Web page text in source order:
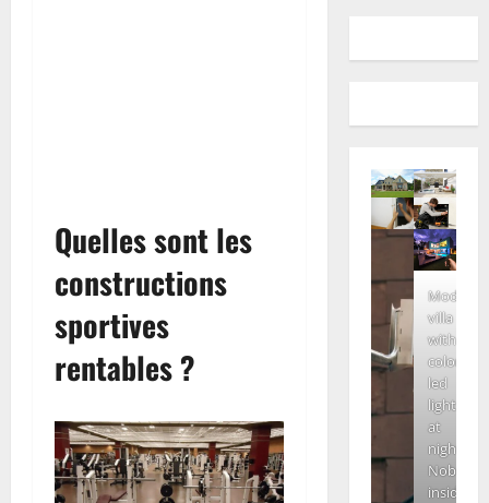
Quelles sont les
constructions
sportives
rentables ?
Modern
villa
with
colored
led
lights
at
night.
Nobody
inside